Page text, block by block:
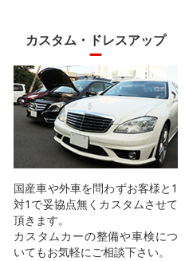
カスタム・ドレスアップ
国産車や外車を問わずお客様と1
対1で妥協点無くカスタムさせて
頂きます。
カスタムカーの整備や車検につ
いてもお気軽にご相談下さい。